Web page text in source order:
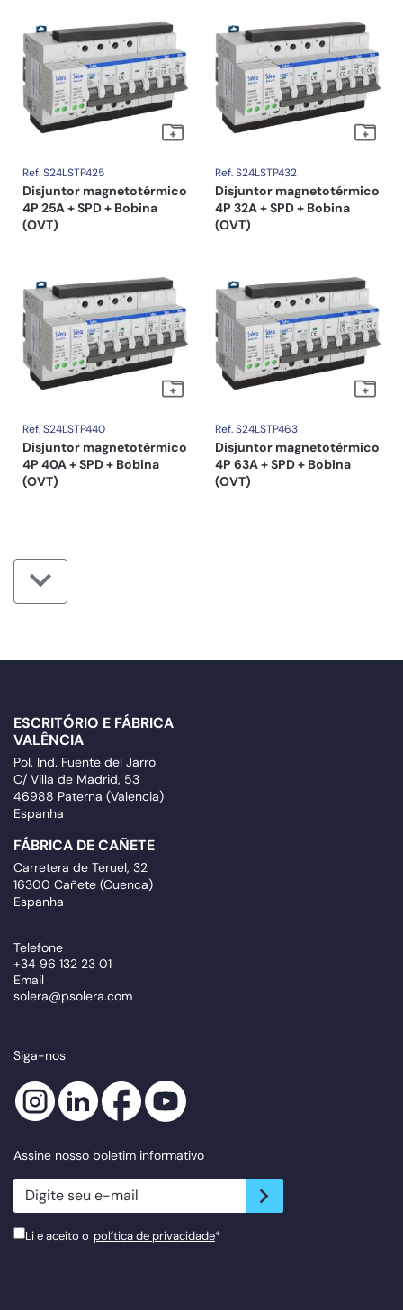
Ref. S24LSTP425
Disjuntor magnetotérmico
4P 25A + SPD + Bobina
(OVT)
Ref. S24LSTP432
Disjuntor magnetotérmico
4P 32A + SPD + Bobina
(OVT)
Ref. S24LSTP440
Disjuntor magnetotérmico
4P 40A + SPD + Bobina
(OVT)
Ref. S24LSTP463
Disjuntor magnetotérmico
4P 63A + SPD + Bobina
(OVT)
ESCRITÓRIO E FÁBRICA
VALÊNCIA
Pol. Ind. Fuente del Jarro
C/ Villa de Madrid, 53
46988 Paterna (Valencia)
Espanha
FÁBRICA DE CAÑETE
Carretera de Teruel, 32
16300 Cañete (Cuenca)
Espanha
Telefone
+34 96 132 23 01
Email
solera@psolera.com
Siga-nos
Assine nosso boletim informativo
newsletter.suscribe
Li e aceito o política de privacidade*